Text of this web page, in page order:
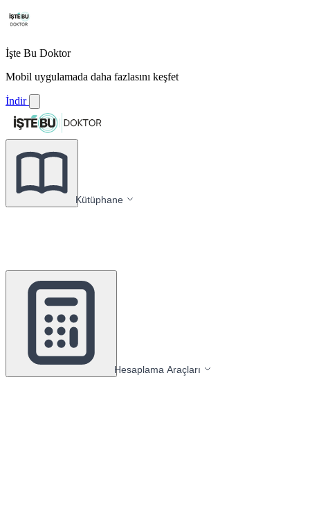
İşte Bu Doktor
Mobil uygulamada daha fazlasını keşfet
İndir
Kütüphane
Hesaplama Araçları